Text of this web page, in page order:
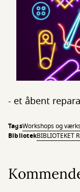
- et åbent
TagsWorkshops og
BibliotekBIBLIOTEKET